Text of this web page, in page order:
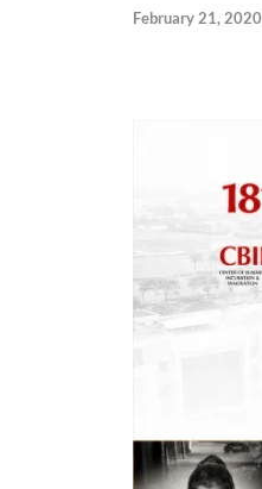
February 21, 2020